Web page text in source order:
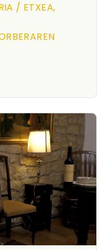
/ ETXEA,